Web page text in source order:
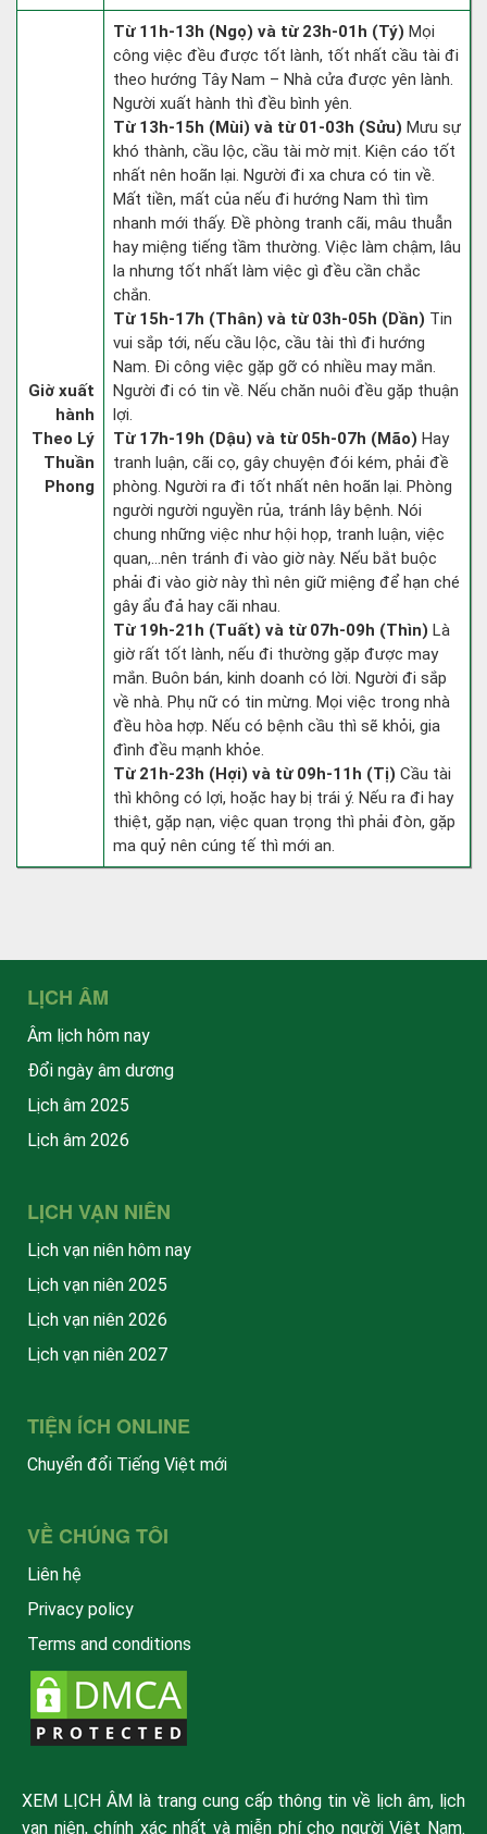
Giờ xuất
hành
Theo Lý
Thuần
Phong
Từ 11h-13h (Ngọ) và từ 23h-01h (Tý) Mọi
công việc đều được tốt lành, tốt nhất cầu tài đi
theo hướng Tây Nam – Nhà cửa được yên lành.
Người xuất hành thì đều bình yên.
Từ 13h-15h (Mùi) và từ 01-03h (Sửu) Mưu sự
khó thành, cầu lộc, cầu tài mờ mịt. Kiện cáo tốt
nhất nên hoãn lại. Người đi xa chưa có tin về.
Mất tiền, mất của nếu đi hướng Nam thì tìm
nhanh mới thấy. Đề phòng tranh cãi, mâu thuẫn
hay miệng tiếng tầm thường. Việc làm chậm, lâu
la nhưng tốt nhất làm việc gì đều cần chắc
chắn.
Từ 15h-17h (Thân) và từ 03h-05h (Dần) Tin
vui sắp tới, nếu cầu lộc, cầu tài thì đi hướng
Nam. Đi công việc gặp gỡ có nhiều may mắn.
Người đi có tin về. Nếu chăn nuôi đều gặp thuận
lợi.
Từ 17h-19h (Dậu) và từ 05h-07h (Mão) Hay
tranh luận, cãi cọ, gây chuyện đói kém, phải đề
phòng. Người ra đi tốt nhất nên hoãn lại. Phòng
người người nguyền rủa, tránh lây bệnh. Nói
chung những việc như hội họp, tranh luận, việc
quan,…nên tránh đi vào giờ này. Nếu bắt buộc
phải đi vào giờ này thì nên giữ miệng để hạn ché
gây ẩu đả hay cãi nhau.
Từ 19h-21h (Tuất) và từ 07h-09h (Thìn) Là
giờ rất tốt lành, nếu đi thường gặp được may
mắn. Buôn bán, kinh doanh có lời. Người đi sắp
về nhà. Phụ nữ có tin mừng. Mọi việc trong nhà
đều hòa hợp. Nếu có bệnh cầu thì sẽ khỏi, gia
đình đều mạnh khỏe.
Từ 21h-23h (Hợi) và từ 09h-11h (Tị) Cầu tài
thì không có lợi, hoặc hay bị trái ý. Nếu ra đi hay
thiệt, gặp nạn, việc quan trọng thì phải đòn, gặp
ma quỷ nên cúng tế thì mới an.
LỊCH ÂM
Âm lịch hôm nay
Đổi ngày âm dương
Lịch âm 2025
Lịch âm 2026
LỊCH VẠN NIÊN
Lịch vạn niên hôm nay
Lịch vạn niên 2025
Lịch vạn niên 2026
Lịch vạn niên 2027
TIỆN ÍCH ONLINE
Chuyển đổi Tiếng Việt mới
VỀ CHÚNG TÔI
Liên hệ
Privacy policy
Terms and conditions
XEM LỊCH ÂM là trang cung cấp thông tin về lịch âm, lịch
vạn niên, chính xác nhất và miễn phí cho người Việt Nam.